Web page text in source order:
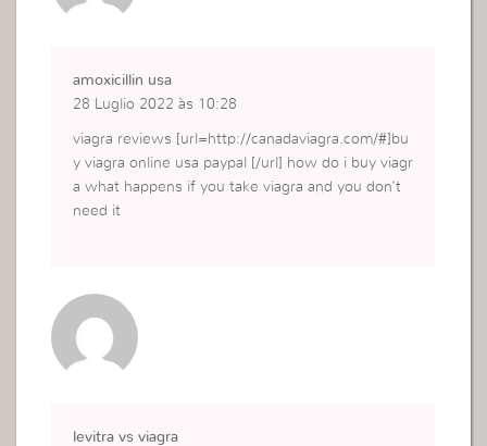
amoxicillin usa
28 Luglio 2022 às 10:28
viagra reviews [url=http://canadaviagra.com/#]bu
y viagra online usa paypal [/url] how do i buy viagr
a what happens if you take viagra and you don’t
need it
levitra vs viagra